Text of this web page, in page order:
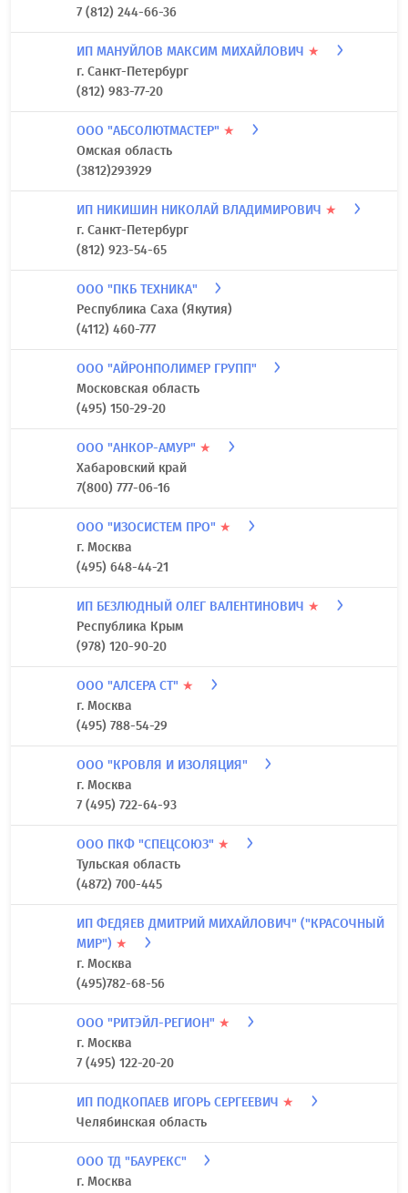
7 (812) 244-66-36
ИП МАНУЙЛОВ МАКСИМ МИХАЙЛОВИЧ ★
г. Санкт-Петербург
(812) 983-77-20
ООО "АБСОЛЮТМАСТЕР" ★
Омская область
(3812)293929
ИП НИКИШИН НИКОЛАЙ ВЛАДИМИРОВИЧ ★
г. Санкт-Петербург
(812) 923-54-65
ООО "ПКБ ТЕХНИКА"
Республика Саха (Якутия)
(4112) 460-777
ООО "АЙРОНПОЛИМЕР ГРУПП"
Московская область
(495) 150-29-20
ООО "АНКОР-АМУР" ★
Хабаровский край
7(800) 777-06-16
ООО "ИЗОСИСТЕМ ПРО" ★
г. Москва
(495) 648-44-21
ИП БЕЗЛЮДНЫЙ ОЛЕГ ВАЛЕНТИНОВИЧ ★
Республика Крым
(978) 120-90-20
ООО "АЛСЕРА СТ" ★
г. Москва
(495) 788-54-29
ООО "КРОВЛЯ И ИЗОЛЯЦИЯ"
г. Москва
7 (495) 722-64-93
ООО ПКФ "СПЕЦСОЮЗ" ★
Тульская область
(4872) 700-445
ИП ФЕДЯЕВ ДМИТРИЙ МИХАЙЛОВИЧ" ("КРАСОЧНЫЙ
МИР") ★
г. Москва
(495)782-68-56
ООО "РИТЭЙЛ-РЕГИОН" ★
г. Москва
7 (495) 122-20-20
ИП ПОДКОПАЕВ ИГОРЬ СЕРГЕЕВИЧ ★
Челябинская область
ООО ТД "БАУРЕКС"
г. Москва